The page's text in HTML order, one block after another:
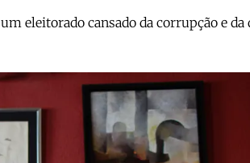
eleitorado cansado da corrupção e da